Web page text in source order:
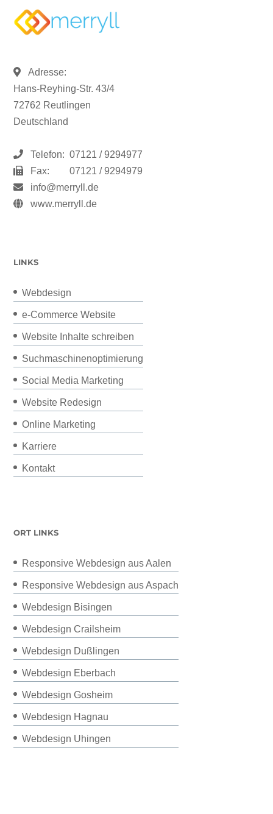
Adresse:
Hans-Reyhing-Str. 43/4
72762 Reutlingen
Deutschland
Telefon: 07121 / 9294977
Fax:
07121 / 9294979
info@merryll.de
www.merryll.de
LINKS
Webdesign
e-Commerce Website
Website Inhalte schreiben
Suchmaschinenoptimierung
Social Media Marketing
Website Redesign
Online Marketing
Karriere
Kontakt
ORT LINKS
Responsive Webdesign aus Aalen
Responsive Webdesign aus Aspach
Webdesign Bisingen
Webdesign Crailsheim
Webdesign Dußlingen
Webdesign Eberbach
Webdesign Gosheim
Webdesign Hagnau
Webdesign Uhingen